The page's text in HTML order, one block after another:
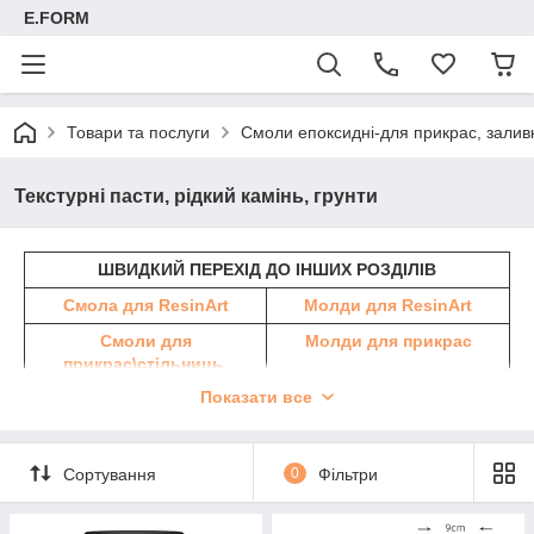
E.FORM
Товари та послуги Смоли епоксидні-для прикрас,
Текстурні пасти, рідкий камінь, грунти
ШВИДКИЙ ПЕРЕХІД ДО ІНШИХ РОЗДІЛІВ
Смола для ResinArt
Молди для ResinArt
Смоли для
прикрас\стільниць
Молди для прикрас
Пігменти для смол
Пігменти перламутр
Рукавички, шпателі,
Пігменти що спливають
Рідка і листова поталь
Крихта скла, натуральний
Показати все
Сортування 0 Фільтри